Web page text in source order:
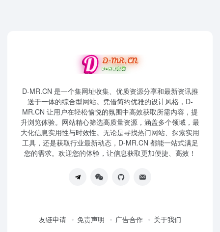
D-MR.CN 是一个集网址收集、优质资源分享和最新资讯推
送于一体的综合型网站。凭借简约优雅的设计风格，D-
MR.CN 让用户在轻松愉悦的氛围中高效获取所需内容，提
升浏览体验。网站精心筛选高质量资源，涵盖多个领域，最
大化信息实用性与时效性。无论是寻找热门网站、探索实用
工具，还是获取行业最新动态，D-MR.CN 都能一站式满足
您的需求。欢迎您的体验，让信息获取更加便捷、高效！
友链申请 免责声明 广告合作
关于我们